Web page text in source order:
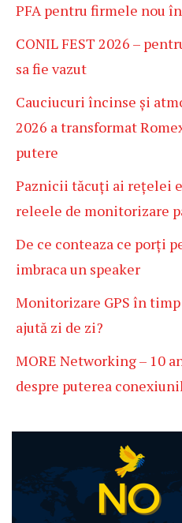
PFA pentru firmele nou
CONIL FEST 2026 –
sa fie vazut
Cauciucuri încinse și
2026 a transformat
putere
Paznicii tăcuți ai rețelei
releele de monitorizare
De ce conteaza ce porți
imbraca un speaker
Monitorizare GPS în
ajută zi de zi?
MORE Networking – 10
despre puterea